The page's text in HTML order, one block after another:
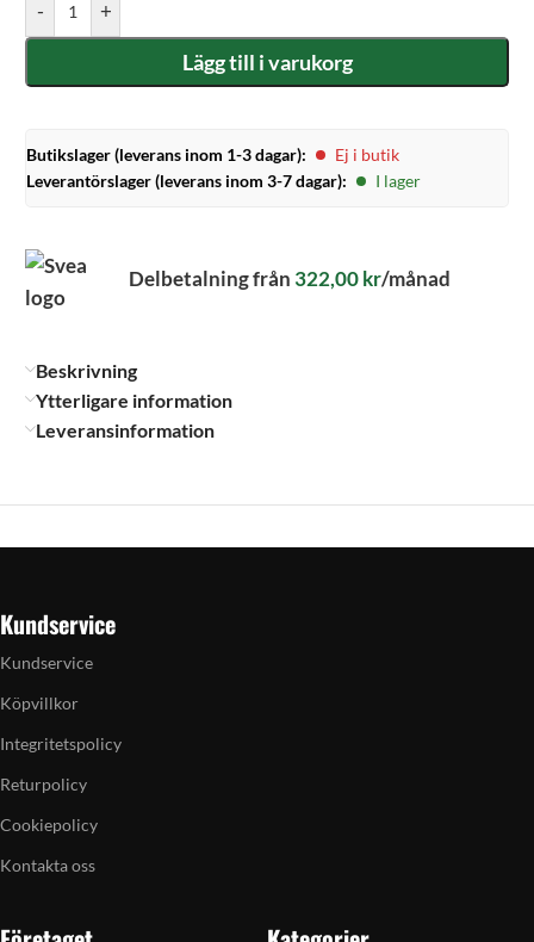
- +
Lägg till i varukorg
Butikslager (leverans inom 1-3 dagar):
Ej i butik
Leverantörslager (leverans inom 3-7 dagar):
I lager
Delbetalning från 322,00kr/månad
Beskrivning
Ytterligare information
Leveransinformation
Kundservice
Kundservice
Köpvillkor
Integritetspolicy
Returpolicy
Cookiepolicy
Kontakta oss